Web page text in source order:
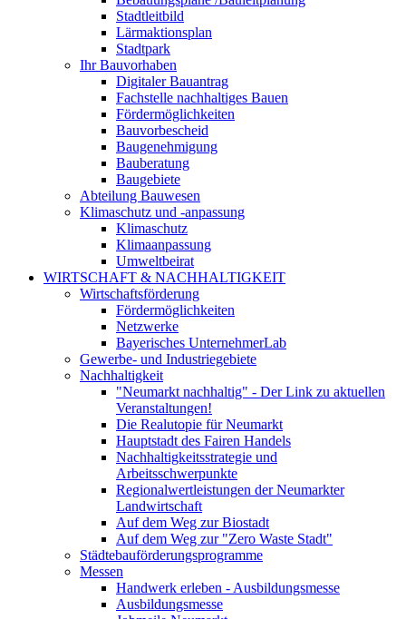
Stadtleitbild
Lärmaktionsplan
Stadtpark
Ihr Bauvorhaben
Digitaler Bauantrag
Fachstelle nachhaltiges Bauen
Fördermöglichkeiten
Bauvorbescheid
Baugenehmigung
Bauberatung
Baugebiete
Abteilung Bauwesen
Klimaschutz und -anpassung
Klimaschutz
Klimaanpassung
Umweltbeirat
WIRTSCHAFT & NACHHALTIGKEIT
Wirtschaftsförderung
Fördermöglichkeiten
Netzwerke
Bayerisches UnternehmerLab
Gewerbe- und Industriegebiete
Nachhaltigkeit
"Neumarkt nachhaltig" - Der Link zu aktuellen
Veranstaltungen!
Die Realutopie für Neumarkt
Hauptstadt des Fairen Handels
Nachhaltigkeitsstrategie und
Arbeitsschwerpunkte
Regionalwertleistungen der Neumarkter
Landwirtschaft
Auf dem Weg zur Biostadt
Auf dem Weg zur "Zero Waste Stadt"
Städtebauförderungsprogramme
Messen
Handwerk erleben - Ausbildungsmesse
Ausbildungsmesse